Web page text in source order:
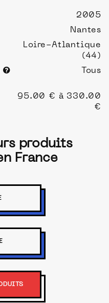
2005
Nantes
Loire-Atlantique
(44)
Tous
95.00 € à 330.00
€
produits
France